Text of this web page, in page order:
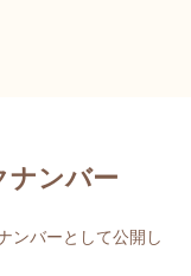
ナンバー
ンバーとして公開し